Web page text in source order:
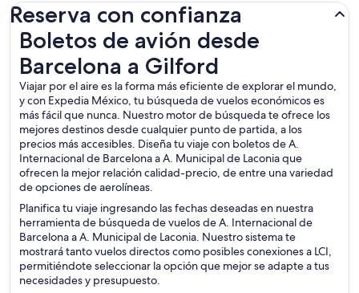
Reserva con confianza
Boletos de avión desde
Barcelona a Gilford
Viajar por el aire es la forma más eficiente de explorar el mundo,
y con Expedia México, tu búsqueda de vuelos económicos es
más fácil que nunca. Nuestro motor de búsqueda te ofrece los
mejores destinos desde cualquier punto de partida, a los
precios más accesibles. Diseña tu viaje con boletos de A.
Internacional de Barcelona a A. Municipal de Laconia que
ofrecen la mejor relación calidad-precio, de entre una variedad
de opciones de aerolíneas.
Planifica tu viaje ingresando las fechas deseadas en nuestra
herramienta de búsqueda de vuelos de A. Internacional de
Barcelona a A. Municipal de Laconia. Nuestro sistema te
mostrará tanto vuelos directos como posibles conexiones a LCI,
permitiéndote seleccionar la opción que mejor se adapte a tus
necesidades y presupuesto.
Boletos de avión desde Barcelona a Gilford